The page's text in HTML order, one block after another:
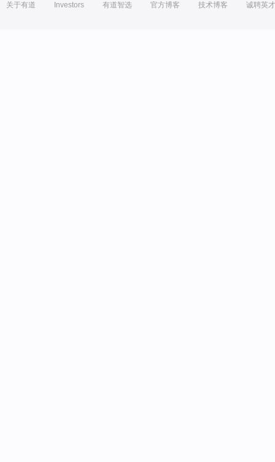
关于有道 Investors 有道智选 官方博客 技术博客 诚聘英才